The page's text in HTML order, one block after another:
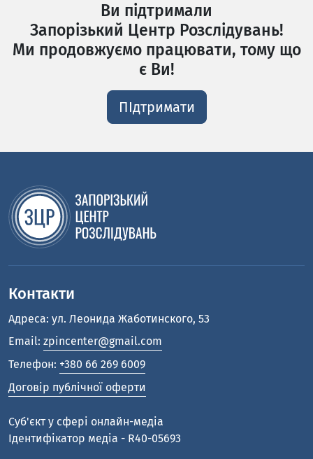
Ви підтримали
Запорізький Центр Розслідувань!
Ми продовжуємо працювати, тому що
є Ви!
ПІдтримати
Контакти
Адреса: ул. Леонида Жаботинского, 53
Email: zpincenter@gmail.com
Телефон: +380 66 269 6009
Договір публічної оферти
Cуб'єкт у сфері онлайн-медіа
Ідентифікатор медіа - R40-05693